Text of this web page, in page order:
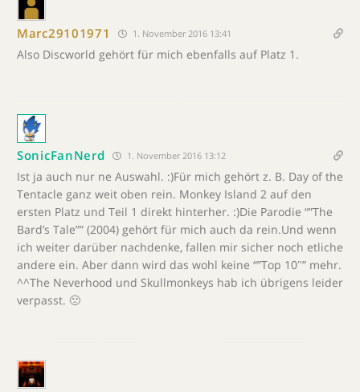
Marc29101971 1. November 2016 13:41
Also Discworld gehört für mich ebenfalls auf Platz 1.
SonicFanNerd 1. November 2016 13:12
Ist ja auch nur ne Auswahl. :)Für mich gehört z. B. Day of the
Tentacle ganz weit oben rein. Monkey Island 2 auf den
ersten Platz und Teil 1 direkt hinterher. :)Die Parodie “”The
Bard’s Tale”” (2004) gehört für mich auch da rein.Und wenn
ich weiter darüber nachdenke, fallen mir sicher noch etliche
andere ein. Aber dann wird das wohl keine “”Top 10″” mehr.
^^The Neverhood und Skullmonkeys hab ich übrigens leider
verpasst. 🙁